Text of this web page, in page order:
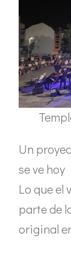
Un
se ve hoy
Lo que el
parte de
original